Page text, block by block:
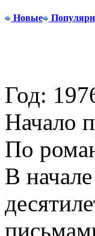
Новые
Год:
Начало
По
В